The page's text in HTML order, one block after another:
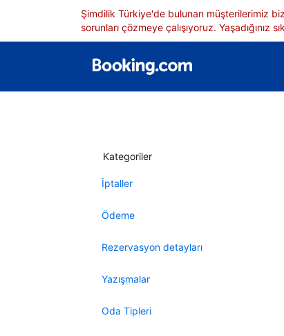
Şimdilik Türkiye'de bulunan müşterilerimiz
sorunları çözmeye çalışıyoruz. Yaşadığınız
Kategoriler
İptaller
Ödeme
Rezervasyon detayları
Yazışmalar
Oda Tipleri